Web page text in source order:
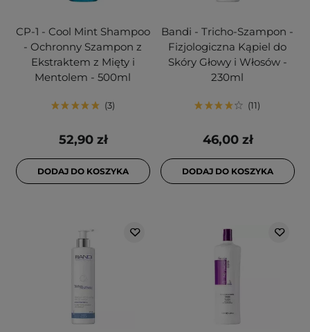
CP-1 - Cool Mint Shampoo
- Ochronny Szampon z
Ekstraktem z Mięty i
Mentolem - 500ml
3
52,90 zł
DODAJ DO KOSZYKA
Bandi - Tricho-Szampon -
Fizjologiczna Kąpiel do
Skóry Głowy i Włosów -
230ml
11
46,00 zł
DODAJ DO KOSZYKA